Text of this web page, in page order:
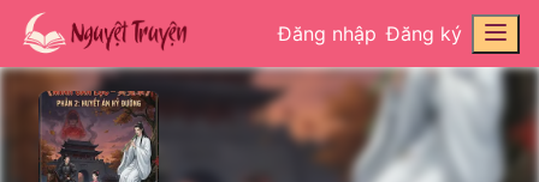
Đăng nhập Đăng ký